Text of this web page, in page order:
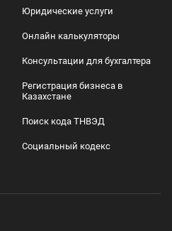
Юридические услуги
Онлайн калькуляторы
Консультации для бухгалтера
Регистрация бизнеса в
Казахстане
Поиск кода ТНВЭД
Социальный кодекс